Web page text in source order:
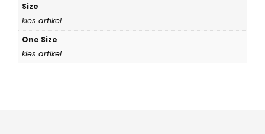
Size
kies artikel
One Size
kies artikel